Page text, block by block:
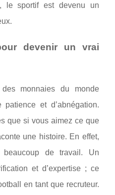
le sportif est devenu un
devenir un vrai
des monnaies du monde
et d’abnégation.
que si vous aimez ce que
une histoire. En effet,
beaucoup de travail. Un
et d’expertise ; ce
en tant que recruteur.